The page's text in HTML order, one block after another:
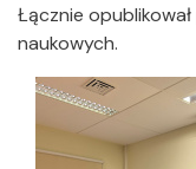
Łącznie
naukowych.